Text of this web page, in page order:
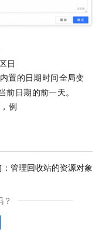
日
内置的日期时间全局变
日期的前一天。
例
管理回收站的资源对象